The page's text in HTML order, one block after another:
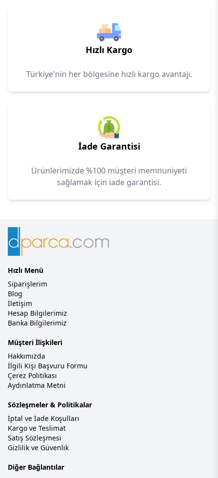
Hızlı Kargo
Türkiye'nin her bölgesine hızlı kargo avantajı.
İade Garantisi
Ürünlerimizde %100 müşteri memnuniyeti
sağlamak için iade garantisi.
Hızlı Menü
Siparişlerim
Blog
İletişim
Hesap Bilgilerimiz
Banka Bilgilerimiz
Müşteri İlişkileri
Hakkımızda
İlgili Kişi Başvuru Formu
Çerez Politikası
Aydınlatma Metni
Sözleşmeler & Politikalar
İptal ve İade Koşulları
Kargo ve Teslimat
Satış Sözleşmesi
Gizlilik ve Güvenlik
Diğer Bağlantılar